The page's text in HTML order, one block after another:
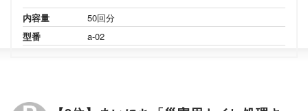
内容量
50回分
型番
a-02